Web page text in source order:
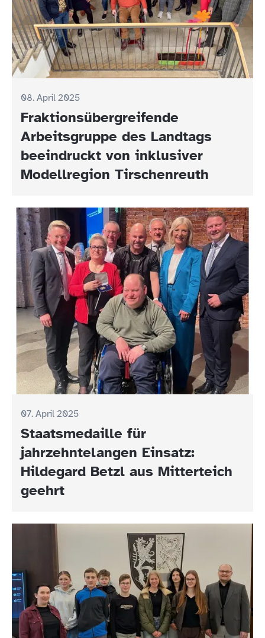
08. April 2025
Fraktionsübergreifende
Arbeitsgruppe des Landtags
beeindruckt von inklusiver
Modellregion Tirschenreuth
07. April 2025
Staatsmedaille für
jahrzehntelangen Einsatz:
Hildegard Betzl aus Mitterteich
geehrt